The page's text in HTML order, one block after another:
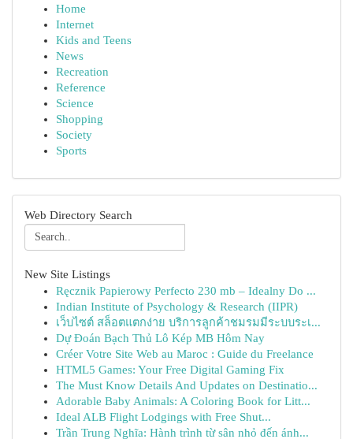
Home
Internet
Kids and Teens
News
Recreation
Reference
Science
Shopping
Society
Sports
Web Directory Search
New Site Listings
Ręcznik Papierowy Perfecto 230 mb – Idealny Do ...
Indian Institute of Psychology & Research (IIPR)
เว็บไซต์ สล็อตแตกง่าย บริการลูกค้าชมรมมีระบบระเ...
Dự Đoán Bạch Thủ Lô Kép MB Hôm Nay
Créer Votre Site Web au Maroc : Guide du Freelance
HTML5 Games: Your Free Digital Gaming Fix
The Must Know Details And Updates on Destinatio...
Adorable Baby Animals: A Coloring Book for Litt...
Ideal ALB Flight Lodgings with Free Shut...
Trần Trung Nghĩa: Hành trình từ sân nhỏ đến ánh...